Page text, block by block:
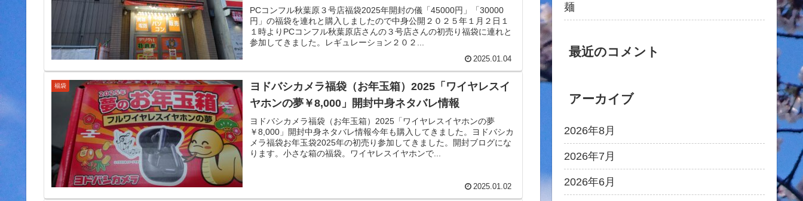
PCコンフル秋葉原３号店福袋2025年開封の儀「45000円」「30000
円」の福袋を連れと購入しましたので中身公開２０２５年１月２日１
１時よりPCコンフル秋葉原店さんの３号店さんの初売り福袋に連れと
参加してきました。レギュレーション２０２...
2025.01.04
福袋
ヨドバシカメラ福袋（お年玉箱）2025「ワイヤレスイ
ヤホンの夢￥8,000」開封中身ネタバレ情報
ヨドバシカメラ福袋（お年玉箱）2025「ワイヤレスイヤホンの夢
￥8,000」開封中身ネタバレ情報今年も購入してきました。ヨドバシカ
メラ福袋お年玉袋2025年の初売り参加してきました。開封ブログにな
ります。小さな箱の福袋。ワイヤレスイヤホンで...
2025.01.02
麺
最近のコメント
アーカイブ
2026年8月
2026年7月
2026年6月